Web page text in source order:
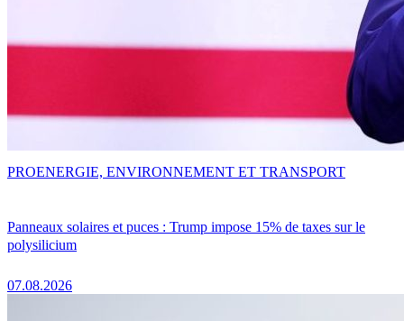
Panneaux solaires et puces : Trump impose 15% de taxes sur le
polysilicium
07.08.2026
PROENERGIE, ENVIRONNEMENT ET TRANSPORT